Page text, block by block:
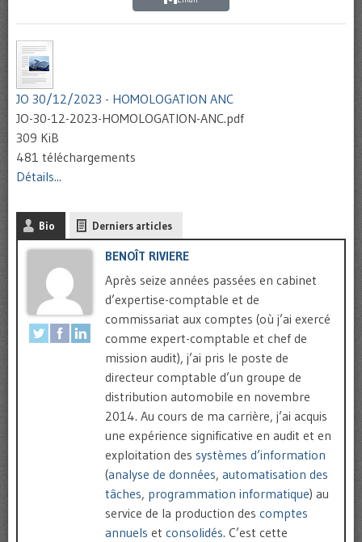
JO 30/12/2023 - HOMOLOGATION ANC
JO-30-12-2023-HOMOLOGATION-ANC.pdf
309 KiB
481 téléchargements
Détails...
Bio Derniers articles
BENOÎT RIVIERE
Après seize années passées en cabinet
d’expertise-comptable et de
commissariat aux comptes (où j’ai exercé
comme expert-comptable et chef de
mission audit), j’ai pris le poste de
directeur comptable d’un groupe de
distribution automobile en novembre
2014. Au cours de ma carrière, j’ai acquis
une expérience significative en audit et en
exploitation des systèmes d’information
(analyse de données, automatisation des
tâches, programmation informatique) au
service de la production des comptes
annuels et consolidés. C’est cette